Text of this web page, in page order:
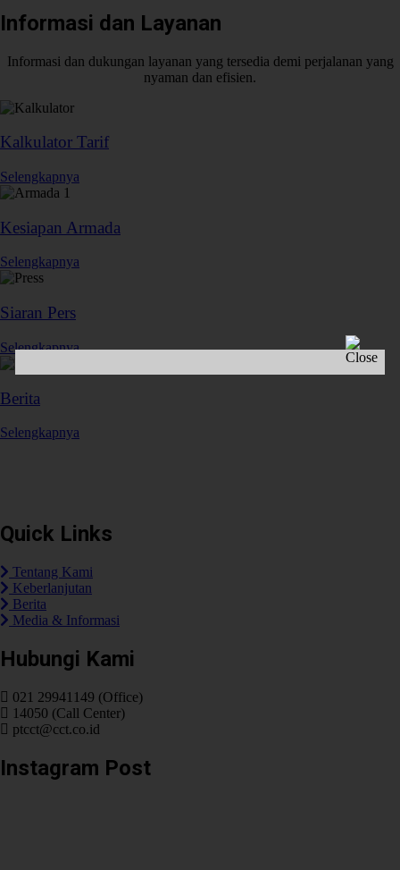
Informasi dan Layanan
Informasi dan dukungan layanan yang tersedia demi perjalanan yang
nyaman dan efisien.
Kalkulator Tarif
Selengkapnya
Kesiapan Armada
Selengkapnya
Siaran Pers
Selengkapnya
Berita
Selengkapnya
Quick Links
Tentang Kami
Keberlanjutan
Berita
Media & Informasi
Hubungi Kami
021 29941149 (Office)
14050 (Call Center)
ptcct@cct.co.id
Instagram Post